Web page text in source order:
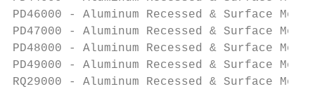
PD46000 - Aluminum Recessed & Surface
PD47000 - Aluminum Recessed & Surface
PD48000 - Aluminum Recessed & Surface
PD49000 - Aluminum Recessed & Surface
RQ29000 - Aluminum Recessed & Surface